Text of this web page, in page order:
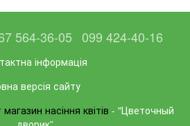
564-36-05 099 424-40-16
інформація
версія сайту
магазин насіння квітів - "Цветочный